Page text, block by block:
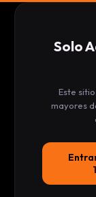
Solo
Este
mayores